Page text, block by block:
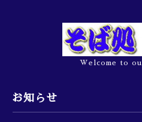
Welcome to
お知らせ